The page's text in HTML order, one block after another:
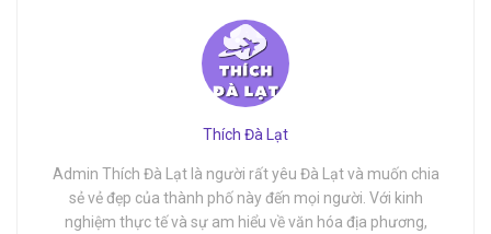
Thích Đà Lạt
Admin Thích Đà Lạt là người rất yêu Đà Lạt và muốn chia
sẻ vẻ đẹp của thành phố này đến mọi người. Với kinh
nghiệm thực tế và sự am hiểu về văn hóa địa phương,